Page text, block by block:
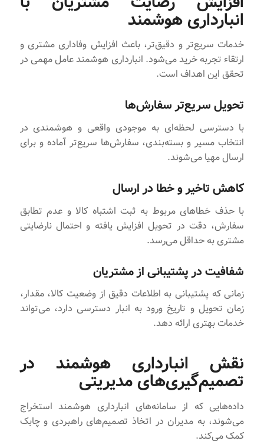
انبارداری هوشمند
خدمات سریع‌تر و دقیق‌تر، باعث افزایش وفاداری مشتری و
ارتقاء تجربه خرید می‌شود. انبارداری هوشمند عامل مهمی در
تحقق این اهداف است.
تحویل سریع‌تر سفارش‌ها
با دسترسی لحظه‌ای به موجودی واقعی و هوشمندی در
انتخاب مسیر و بسته‌بندی، سفارش‌ها سریع‌تر آماده و برای
ارسال مهیا می‌شوند.
کاهش تاخیر و خطا در ارسال
با حذف خطاهای مربوط به ثبت اشتباه کالا و عدم تطابق
سفارش، دقت در تحویل افزایش یافته و احتمال نارضایتی
مشتری به حداقل می‌رسد.
شفافیت در پشتیبانی از مشتریان
زمانی که پشتیبانی به اطلاعات دقیق از وضعیت کالا، مقدار،
زمان تحویل و تاریخ ورود به انبار دسترسی دارد، می‌تواند
خدمات بهتری ارائه دهد.
نقش انبارداری هوشمند در
تصمیم‌گیری‌های مدیریتی
داده‌هایی که از سامانه‌های انبارداری هوشمند استخراج
می‌شوند، به مدیران در اتخاذ تصمیم‌های راهبردی و چابک
کمک می‌کند.